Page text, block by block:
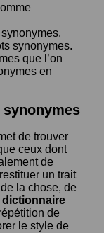
synonymes.
que l’on
en
synonymes
de trouver
ceux dont
de
un trait
la chose, de
dictionnaire
de
le style de